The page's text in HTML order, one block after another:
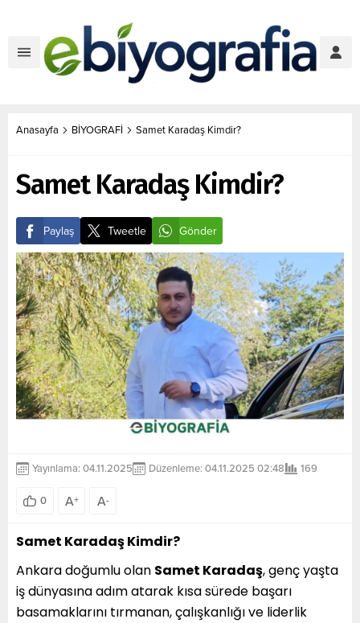
Anasayfa BİYOGRAFİ Samet Karadaş Kimdir?
Samet Karadaş Kimdir?
Paylaş Tweetle Gönder
Yayınlama: 04.11.2025 Düzenleme: 04.11.2025 02:48 169
0 A+ A-
Samet Karadaş Kimdir?
Ankara doğumlu olan Samet Karadaş, genç yaşta
iş dünyasına adım atarak kısa sürede başarı
basamaklarını tırmanan, çalışkanlığı ve liderlik